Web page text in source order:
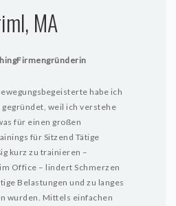
MA
Firmengründerin
habe ich
gegründet, weil ich verstehe
für einen großen
für Sitzend Tätige
kurz zu trainieren –
Office – lindert Schmerzen
Belastungen und zu langes
wurden. Mittels einfachen